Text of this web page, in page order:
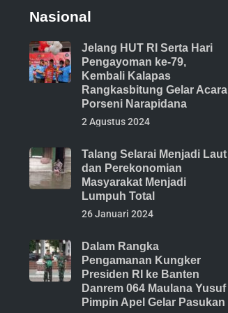
Nasional
Jelang HUT RI Serta Hari
Pengayoman ke-79,
Kembali Kalapas
Rangkasbitung Gelar Acara
Porseni Narapidana
2 Agustus 2024
Talang Selarai Menjadi Laut
dan Perekonomian
Masyarakat Menjadi
Lumpuh Total
26 Januari 2024
Dalam Rangka
Pengamanan Kungker
Presiden RI ke Banten
Danrem 064 Maulana Yusuf
Pimpin Apel Gelar Pasukan